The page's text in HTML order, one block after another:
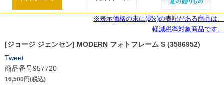
※表示価格の末に(8%)の表記がある商品は、
軽減税率対象商品です。
[ジョージ ジェンセン] MODERN フォトフレーム S (3586952)
Tweet
商品番号957720
16,500円(税込)